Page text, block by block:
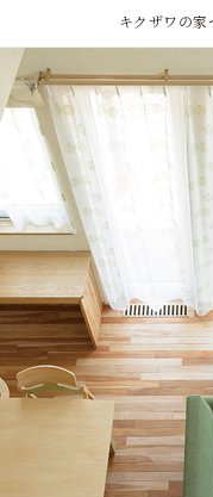
キクザワの